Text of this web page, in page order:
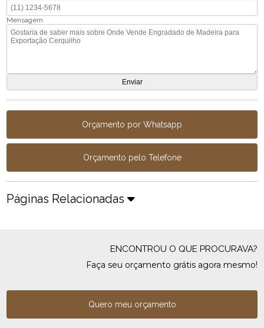
Mensagem
Orçamento por Whatsapp
Orçamento pelo Telefone
Páginas Relacionadas
ENCONTROU O QUE PROCURAVA?
Faça seu orçamento grátis agora mesmo!
Quero meu orçamento